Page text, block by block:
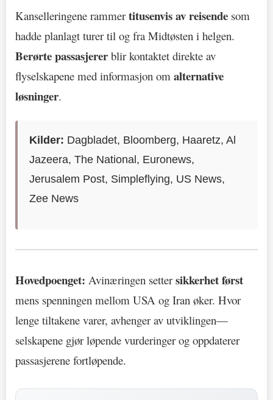
Kanselleringene rammertitusenvis av reisende som
hadde planlagt turer til og fra Midtøsten i helgen.
Berørte passasjerer blir kontaktet direkte av
flyselskapene med informasjon om alternative
løsninger.
Kilder: Dagbladet, Bloomberg, Haaretz, Al
Jazeera, The National, Euronews,
Jerusalem Post, Simpleflying, US News,
Zee News
Hovedpoenget: Avinæringen settersikkerhet først
mens spenningen mellom USA og Iran øker. Hvor
lenge tiltakene varer, avhenger av utviklingen—
selskapene gjør løpende vurderinger og oppdaterer
passasjerene fortløpende.